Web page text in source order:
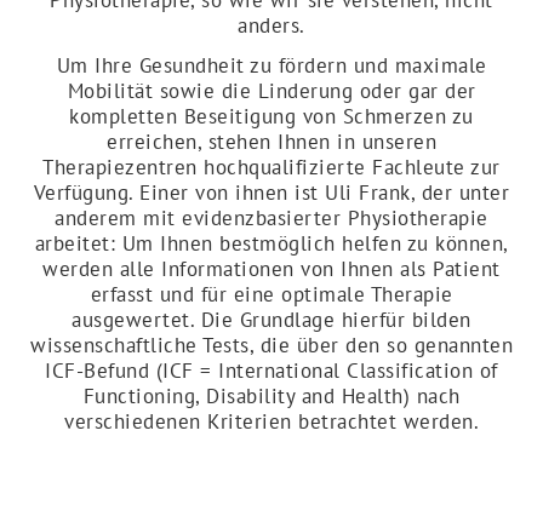
anders.
Um Ihre Gesundheit zu fördern und maximale
Mobilität sowie die Linderung oder gar der
kompletten Beseitigung von Schmerzen zu
erreichen, stehen Ihnen in unseren
Therapiezentren hochqualifizierte Fachleute zur
Verfügung. Einer von ihnen ist Uli Frank, der unter
anderem mit evidenzbasierter Physiotherapie
arbeitet: Um Ihnen bestmöglich helfen zu können,
werden alle Informationen von Ihnen als Patient
erfasst und für eine optimale Therapie
ausgewertet. Die Grundlage hierfür bilden
wissenschaftliche Tests, die über den so genannten
ICF-Befund (ICF = International Classification of
Functioning, Disability and Health) nach
verschiedenen Kriterien betrachtet werden.